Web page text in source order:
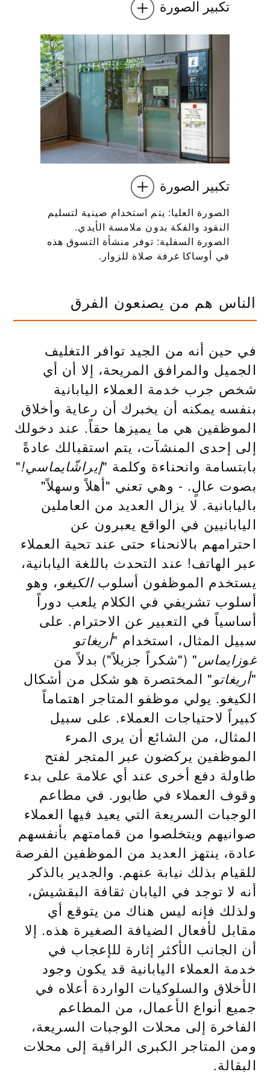
تكبير الصورة
تكبير الصورة
الصورة العليا: يتم استخدام صينية لتسليم
النقود والفكة بدون ملامسة الأيدي.
الصورة السفلية: توفر منشأة التسوق هذه
في أوساكا غرفة صلاة للزوار.
الناس هم من يصنعون الفرق
في حين أنه من الجيد توافر التغليف
الجميل والمرافق المريحة، إلا أن أي
شخص جرب خدمة العملاء اليابانية
بنفسه يمكنه أن يخبرك أن رعاية وأخلاق
الموظفين هي ما يميزها حقاً. عند دخولك
إلى إحدى المنشآت، يتم استقبالك عادةً
بابتسامة وانحناءة وكلمة "إيراشّايماسي!"
بصوت عالٍ. - وهي تعني "أهلاً وسهلاً"
باليابانية. لا يزال العديد من العاملين
اليابانيين في الواقع يعبرون عن
احترامهم بالانحناء حتى عند تحية العملاء
عبر الهاتف! عند التحدث باللغة اليابانية،
يستخدم الموظفون أسلوبالكيغو، وهو
أسلوب تشريفي في الكلام يلعب دوراً
أساسياً في التعبير عن الاحترام. على
سبيل المثال، استخدام "أريغاتو
غوزايماس" ("شكراً جزيلاً") بدلاً من
"أريغاتو" المختصرة هو شكل من أشكال
الكيغو. يولي موظفو المتاجر اهتماماً
كبيراً لاحتياجات العملاء. على سبيل
المثال، من الشائع أن يرى المرء
الموظفين يركضون عبر المتجر لفتح
طاولة دفع أخرى عند أي علامة على بدء
وقوف العملاء في طابور. في مطاعم
الوجبات السريعة التي يعيد فيها العملاء
صوانيهم ويتخلصوا من قمامتهم بأنفسهم
عادة، ينتهز العديد من الموظفين الفرصة
للقيام بذلك نيابة عنهم. والجدير بالذكر
أنه لا توجد في اليابان ثقافة البقشيش،
ولذلك فإنه ليس هناك من يتوقع أي
مقابل لأفعال الضيافة الصغيرة هذه. إلا
أن الجانب الأكثر إثارة للإعجاب في
خدمة العملاء اليابانية قد يكون وجود
الأخلاق والسلوكيات الواردة أعلاه في
جميع أنواع الأعمال، من المطاعم
الفاخرة إلى محلات الوجبات السريعة،
ومن المتاجر الكبرى الراقية إلى محلات
البقالة.